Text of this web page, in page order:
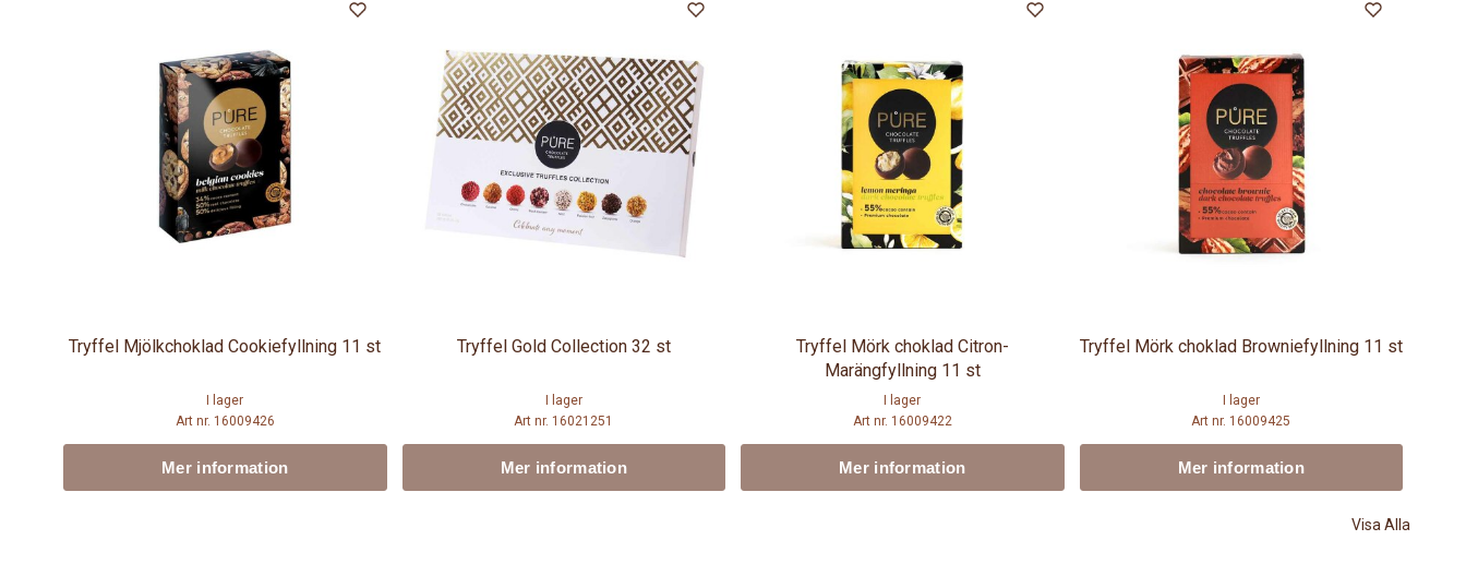
Tryffel Mjölkchoklad Cookiefyllning 11 st
I lager
Art nr. 16009426
Mer information
Tryffel Gold Collection 32 st
I lager
Art nr. 16021251
Mer information
Tryffel Mörk choklad Citron-
Marängfyllning 11 st
I lager
Art nr. 16009422
Mer information
Tryffel Mörk choklad Browniefyllning 11 st
I lager
Art nr. 16009425
Mer information
Visa Alla